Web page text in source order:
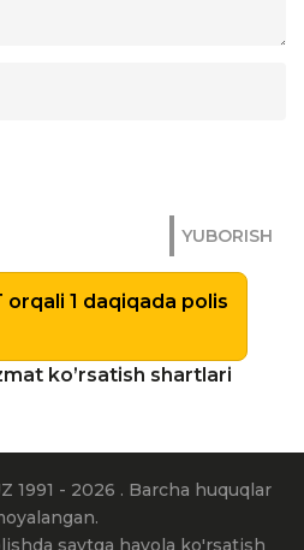
YUBORISH
orqali 1 daqiqada polis
ko’rsatish shartlari
1991 - 2026 . Barcha huquqlar
saytga havola ko'rsatish